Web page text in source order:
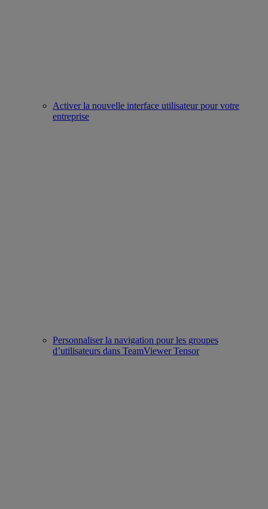
Activer la nouvelle interface utilisateur pour votre
entreprise
Personnaliser la navigation pour les groupes
d’utilisateurs dans TeamViewer Tensor